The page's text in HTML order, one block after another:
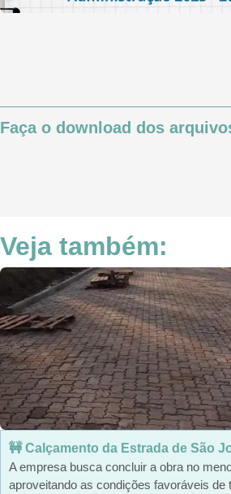
Faça o download dos
Veja também:
🚧 Calçamento da Estrada de São
A empresa busca concluir a obra no
aproveitando as condições favoráveis de